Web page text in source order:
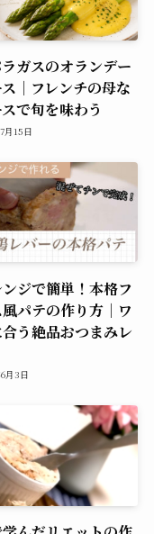
ガスのオランデー
｜フレンチの母な
で旬を味わう
月15日
ジで簡単！本格フ
パテの作り方｜ワ
う絶品おつまみレ
月3日